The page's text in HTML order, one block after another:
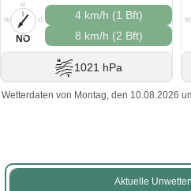
N
O
S
W
NO
4 km/h (1 Bft)
8 km/h (2 Bft)
1021 hPa
W
Wetterdaten von Montag, den 10.08.2026
Aktuelle